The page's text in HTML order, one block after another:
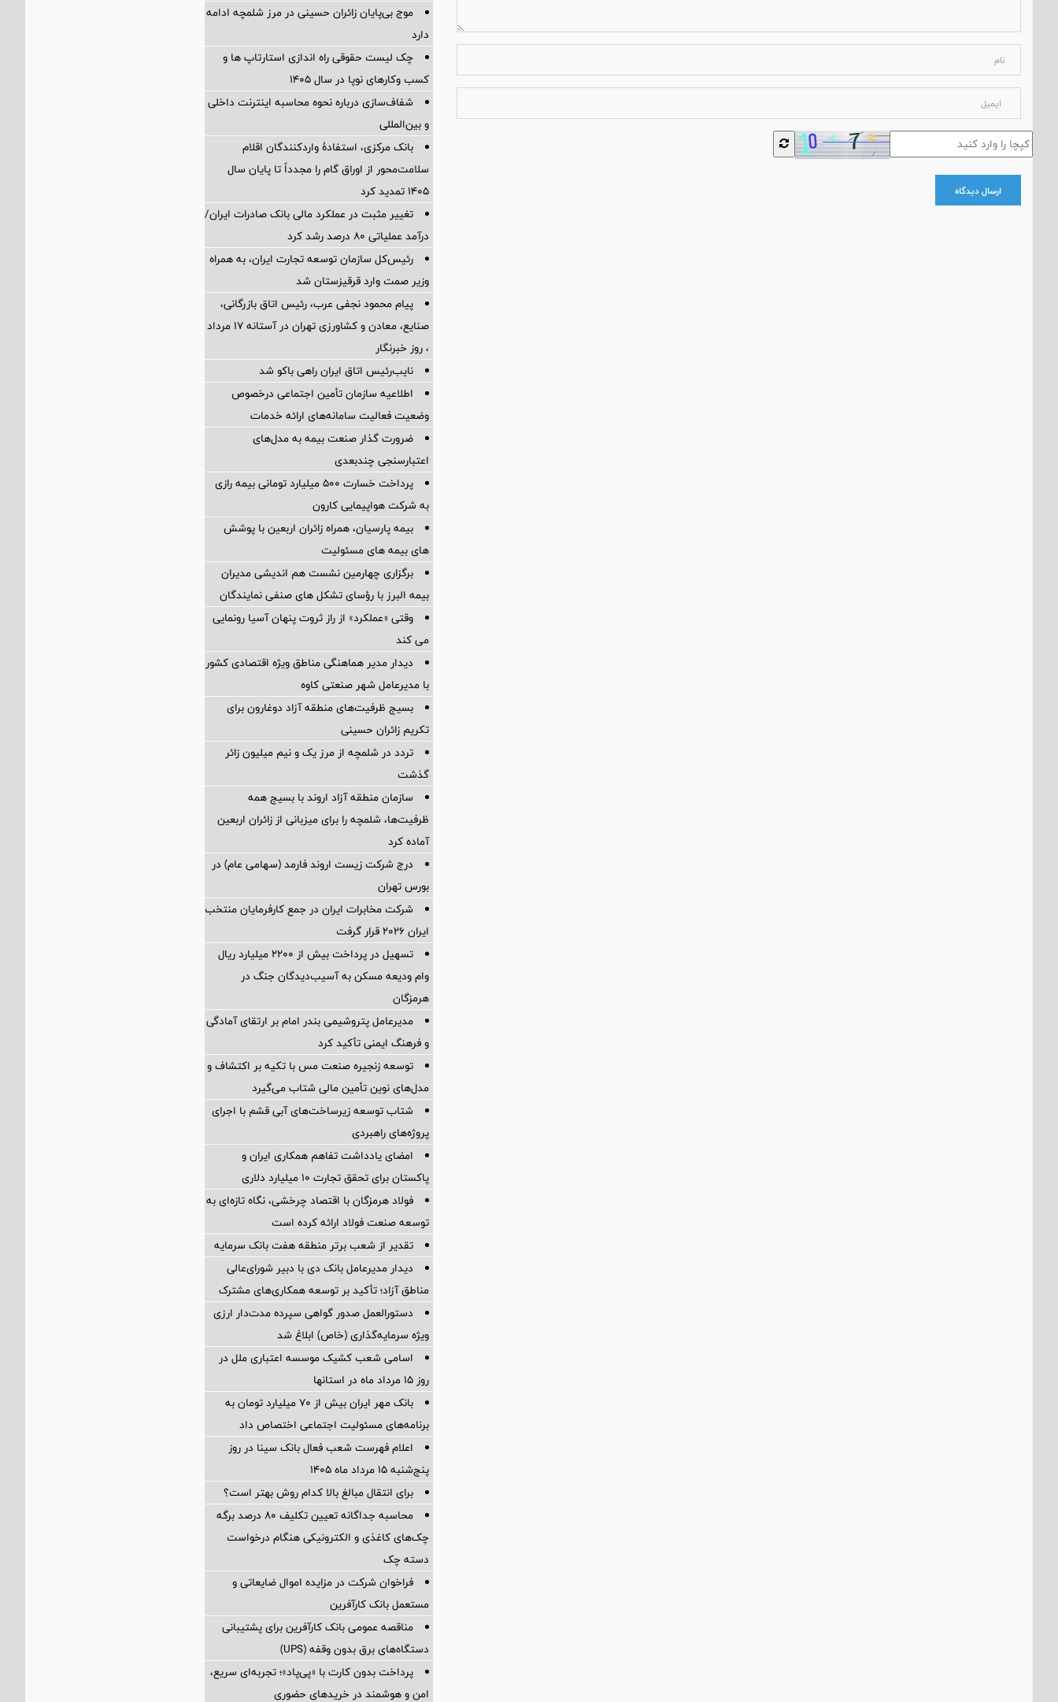
ارسال دیدگاه
موج بی‌پایان زائران حسینی در مرز شلمچه ادامه
دارد
چک لیست حقوقی راه اندازی استارتاپ ها و
کسب وکارهای نوپا در سال ۱۴۰۵
شفاف‌سازی درباره نحوه محاسبه اینترنت داخلی
و بین‌المللی
بانک مرکزی، استفادۀ واردکنندگان اقلام
سلامت‌محور از اوراق گام را مجدداً تا پایان سال
۱۴۰۵ تمدید کرد
تغییر مثبت در عملکرد مالی بانک صادرات ایران/
درآمد عملیاتی 80 درصد رشد کرد
رئیس‌کل سازمان توسعه تجارت ایران، به همراه
وزیر صمت وارد قرقیزستان شد
پیام محمود نجفی عرب، رئیس اتاق بازرگانی،
صنایع، معادن و کشاورزی تهران در آستانه 17 مرداد
، روز خبرنگار
نایب‌رئیس اتاق ایران راهی باکو شد
اطلاعیه سازمان تأمین اجتماعی درخصوص
وضعیت فعالیت سامانه‌های ارائه خدمات
ضرورت گذار صنعت بیمه به مدل‌های
اعتبارسنجی چندبعدی
پرداخت خسارت ۵۰۰ میلیارد تومانی بیمه رازی
به شرکت هواپیمایی کارون
بیمه پارسیان، همراه زائران اربعین با پوشش
های بیمه های مسئولیت
برگزاری چهارمین نشست هم اندیشی مدیران
بیمه البرز با رؤسای تشکل های صنفی نمایندگان
وقتی «عملکرد» از راز ثروت پنهان آسیا رونمایی
می کند
دیدار مدیر هماهنگی مناطق ویژه اقتصادی کشور
با مدیرعامل شهر صنعتی کاوه
بسیج ظرفیت‌های منطقه آزاد دوغارون برای
تکریم زائران حسینی
تردد در شلمچه از مرز یک و نیم میلیون زائر
گذشت
سازمان منطقه آزاد اروند با بسیج همه
ظرفیت‌ها، شلمچه را برای میزبانی از زائران اربعین
آماده کرد
درج شرکت زیست اروند فارمد (سهامی عام) در
بورس تهران
شرکت مخابرات ایران در جمع کارفرمایان منتخب
ایران ۲۰۲۶ قرار گرفت
تسهیل در پرداخت بیش از ۲۲۰۰ میلیارد ریال
وام ودیعه مسکن به آسیب‌دیدگان جنگ در
هرمزگان
مدیرعامل پتروشیمی بندر امام بر ارتقای آمادگی
و فرهنگ ایمنی تأکید کرد
توسعه زنجیره صنعت مس با تکیه بر اکتشاف و
مدل‌های نوین تأمین مالی شتاب می‌گیرد
شتاب توسعه زیرساخت‌های آبی قشم با اجرای
پروژه‌های راهبردی
امضای یادداشت تفاهم همکاری ایران و
پاکستان برای تحقق تجارت ۱۰ میلیارد دلاری
فولاد هرمزگان با اقتصاد چرخشی، نگاه تازه‌ای به
توسعه صنعت فولاد ارائه کرده است
تقدیر از شعب برتر منطقه هفت بانک سرمایه
دیدار مدیرعامل بانک دی با دبیر شورای‌عالی
مناطق آزاد؛ تأکید بر توسعه همکاری‌های مشترک
دستورالعمل صدور گواهی سپرده مدت‌دار ارزی
ویژه سرمایه‌گذاری (خاص) ابلاغ شد
اسامی شعب کشیک موسسه اعتباری ملل در
روز 15 مرداد ماه در استانها
بانک مهر ایران بیش از ۷۰ میلیارد تومان به
برنامه‌های مسئولیت اجتماعی اختصاص داد
اعلام فهرست شعب فعال بانک سینا در روز
پنج‌شنبه 15 مرداد ماه 1405
برای انتقال مبالغ بالا کدام روش بهتر است؟
محاسبه جداگانه تعیین تکلیف 80 درصد برگه
چک‌های کاغذی و الکترونیکی هنگام درخواست
دسته چک
فراخوان شرکت در مزایده اموال ضایعاتی و
مستعمل بانک کارآفرین
مناقصه عمومی بانک کارآفرین برای پشتیبانی
دستگاه‌های برق بدون وقفه (UPS)
پرداخت بدون کارت با «پی‌پاد»؛ تجربه‌ای سریع،
امن و هوشمند در خریدهای حضوری